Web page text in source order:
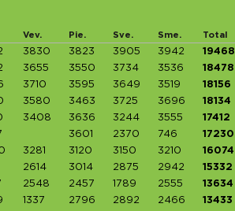
Vev. Pie. Sve. Sme. Total
3830 3823 3905 3942
19468
3655 3550 3734 3536
18478
3710 3595 3649 3519
18156
3580 3463 3725 3696
18134
3408 3636 3244 3555
17412
3601 2370 746
17230
3281 3120 3150 3210
16074
2614 3014 2875 2942
15332
2548 2457 1789 2555
13634
1337 2796 2892 2466
13433